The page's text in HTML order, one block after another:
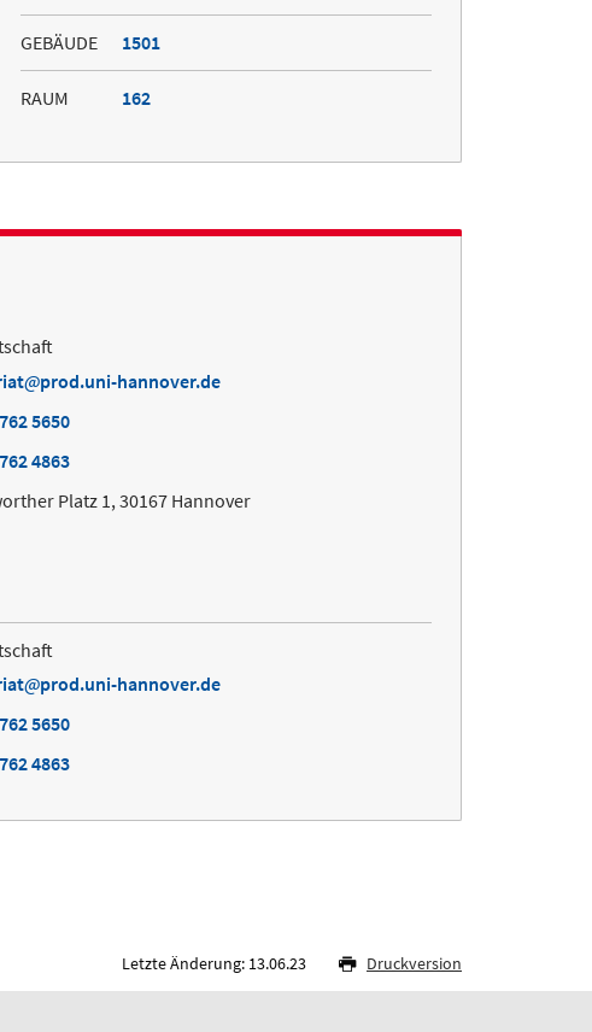
GEBÄUDE 1501
RAUM 162
prod.uni-hannover.de
5650
4863
Platz 1, 30167 Hannover
prod.uni-hannover.de
5650
4863
Letzte Änderung: 13.06.23 Druckversion